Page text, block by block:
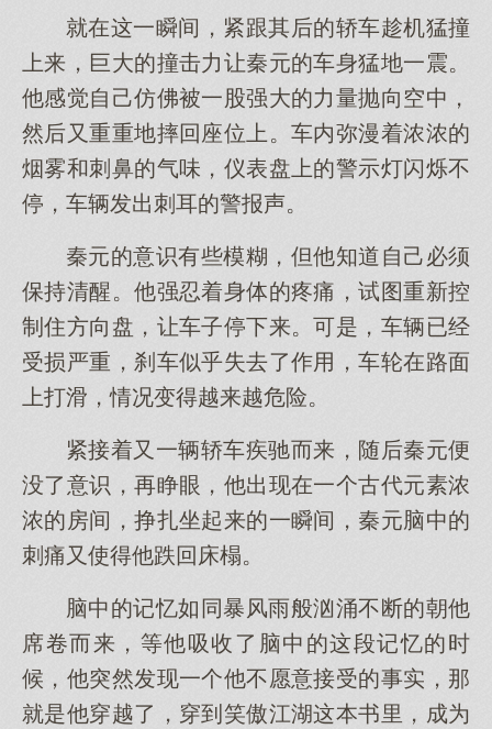
就在这一瞬间，紧跟其后的轿车趁机猛撞
上来，巨大的撞击力让秦元的车身猛地一震。
他感觉自己仿佛被一股强大的力量抛向空中，
然后又重重地摔回座位上。车内弥漫着浓浓的
烟雾和刺鼻的气味，仪表盘上的警示灯闪烁不
停，车辆发出刺耳的警报声。
秦元的意识有些模糊，但他知道自己必须
保持清醒。他强忍着身体的疼痛，试图重新控
制住方向盘，让车子停下来。可是，车辆已经
受损严重，刹车似乎失去了作用，车轮在路面
上打滑，情况变得越来越危险。
紧接着又一辆轿车疾驰而来，随后秦元便
没了意识，再睁眼，他出现在一个古代元素浓
浓的房间，挣扎坐起来的一瞬间，秦元脑中的
刺痛又使得他跌回床榻。
脑中的记忆如同暴风雨般汹涌不断的朝他
席卷而来，等他吸收了脑中的这段记忆的时
候，他突然发现一个他不愿意接受的事实，那
就是他穿越了，穿到笑傲江湖这本书里，成为